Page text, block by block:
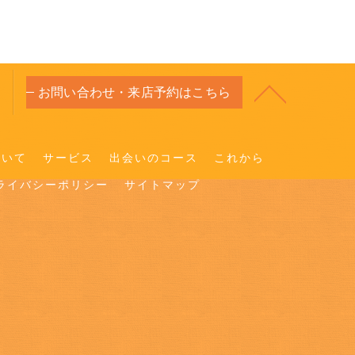
お問い合わせ・来店予約はこちら
て サービス 出会いのコース これから
イバシーポリシー サイトマップ